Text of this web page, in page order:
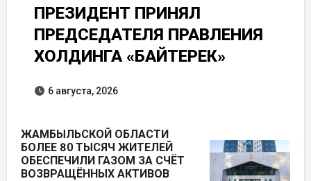
ПРЕЗИДЕНТ ПРИНЯЛ
ПРЕДСЕДАТЕЛЯ ПРАВЛЕНИЯ
ХОЛДИНГА «БАЙТЕРЕК»
6 августа, 2026
ЖАМБЫЛЬСКОЙ ОБЛАСТИ
БОЛЕЕ 80 ТЫСЯЧ ЖИТЕЛЕЙ
ОБЕСПЕЧИЛИ ГАЗОМ ЗА СЧЁТ
ВОЗВРАЩЁННЫХ АКТИВОВ